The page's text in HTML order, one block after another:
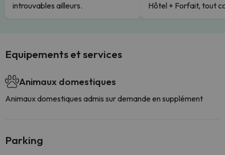
introuvables ailleurs.
Hôtel + Forfait, tout
Equipements et services
Animaux domestiques
Animaux domestiques admis sur demande en supplément
Parking